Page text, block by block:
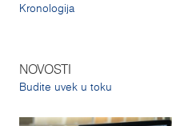
Kronologija
NOVOSTI
Budite uvek u toku